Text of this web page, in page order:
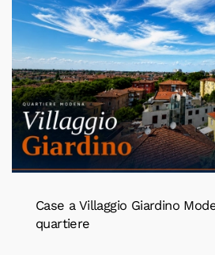
Case a Villaggio Giardino
quartiere